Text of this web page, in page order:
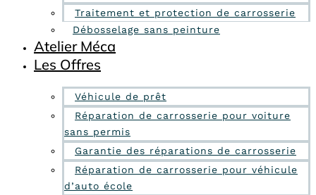
Traitement et protection de carrosserie
Débosselage sans peinture
Atelier Méca
Les Offres
Véhicule de prêt
Réparation de carrosserie pour voiture
sans permis
Garantie des réparations de carrosserie
Réparation de carrosserie pour véhicule
d’auto école